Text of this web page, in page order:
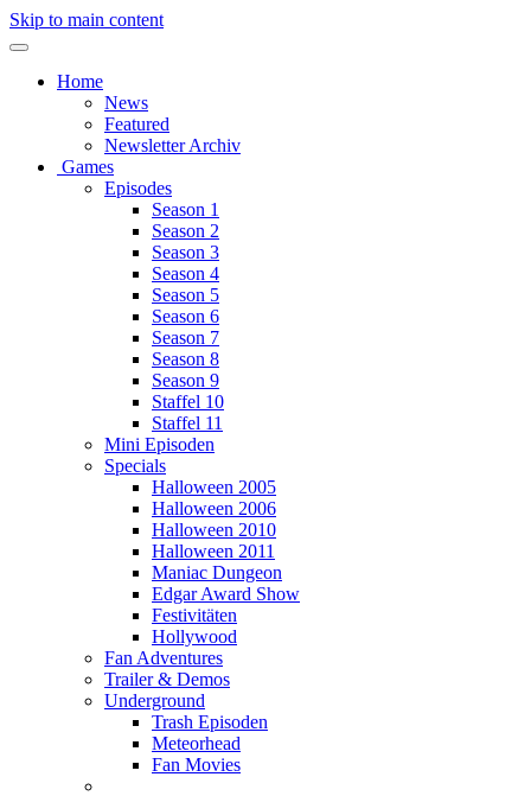
Skip to main content
Home
News
Featured
Newsletter Archiv
Games
Episodes
Season 1
Season 2
Season 3
Season 4
Season 5
Season 6
Season 7
Season 8
Season 9
Staffel 10
Staffel 11
Mini Episoden
Specials
Halloween 2005
Halloween 2006
Halloween 2010
Halloween 2011
Maniac Dungeon
Edgar Award Show
Festivitäten
Hollywood
Fan Adventures
Trailer & Demos
Underground
Trash Episoden
Meteorhead
Fan Movies